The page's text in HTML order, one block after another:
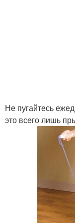
Не пугайтесь
это всего лишь